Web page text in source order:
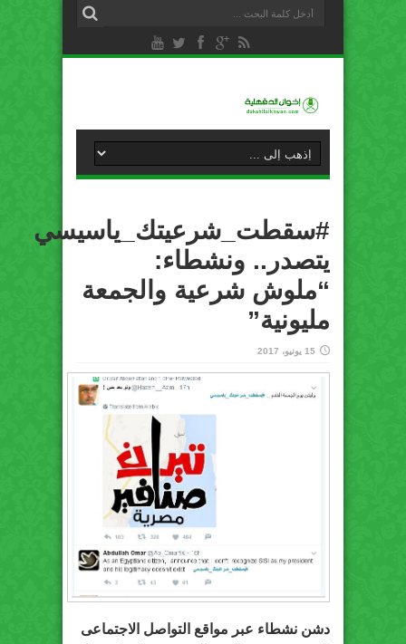
#سقطت_شرعيتك_ياسيسي
يتصدر.. ونشطاء:
“ملوش شرعية والجمعة
مليونية”
15 يونيو، 2017
دشن نشطاء عبر مواقع التواصل الاجتماعى